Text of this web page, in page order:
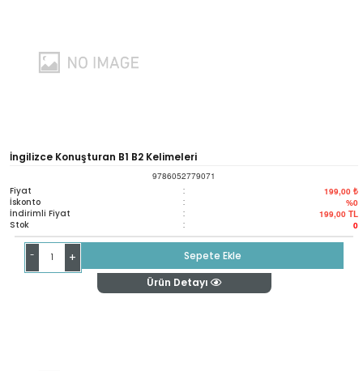
İngilizce Konuşturan B1 B2 Kelimeleri
9786052779071
Fiyat : 199,00 ₺
İskonto : %0
İndirimli Fiyat : 199,00 TL
Stok : 0
- +
Sepete Ekle
Ürün Detayı